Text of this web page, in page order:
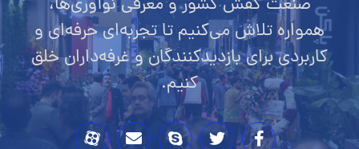
همواره تلاش می‌کنیم تا تجربه‌ای حرفه‌ای و
کاربردی برای بازدیدکنندگان و غرفه‌داران خلق
کنیم.